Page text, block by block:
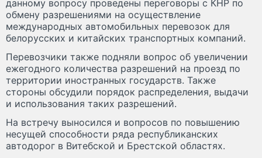
данному вопросу проведены переговоры с КНР по
обмену разрешениями на осуществление
международных автомобильных перевозок для
белорусских и китайских транспортных компаний.
Перевозчики также подняли вопрос об увеличении
ежегодного количества разрешений на проезд по
территории иностранных государств. Также
стороны обсудили порядок распределения, выдачи
и использования таких разрешений.
На встречу выносился и вопросов по повышению
несущей способности ряда республиканских
автодорог в Витебской и Брестской областях.